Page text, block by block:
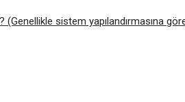
(Genellikle sistem yapılandırmasına